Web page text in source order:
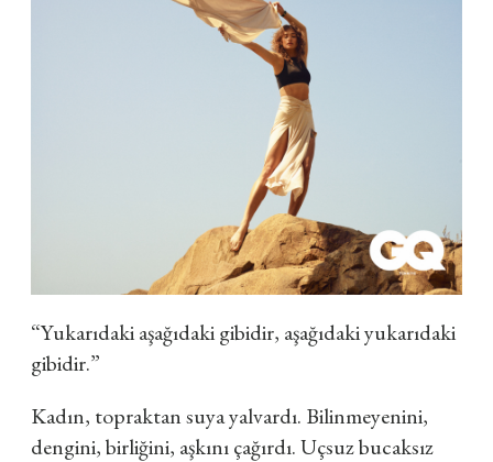
“Yukarıdaki aşağıdaki gibidir, aşağıdaki yukarıdaki
gibidir.”
Kadın, topraktan suya yalvardı. Bilinmeyenini,
dengini, birliğini, aşkını çağırdı. Uçsuz bucaksız